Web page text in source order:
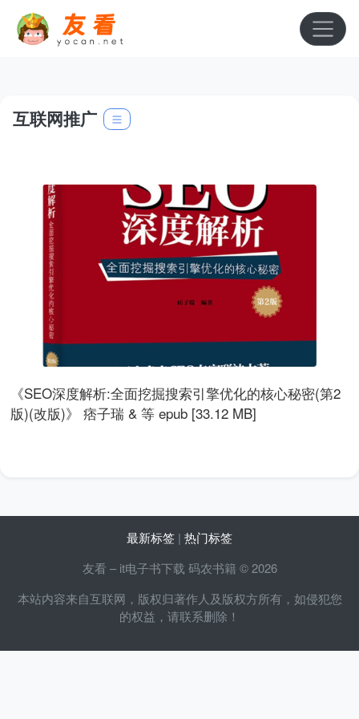
互联网推广
《SEO深度解析:全面挖掘搜索引擎优化的核心秘密(第2
版)(改版)》 痞子瑞 & 等 epub [33.12 MB]
最新标签 | 热门标签
友看 – it电子书下载 码农书籍 © 2026
本站内容来自互联网，版权归著作人及版权方所有，如侵犯您
的权益，请联系删除！